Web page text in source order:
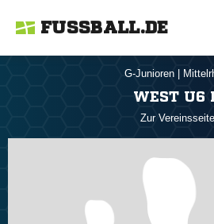
FUSSBALL.DE
G-Junioren
WEST U6
Zur Vereinsseite